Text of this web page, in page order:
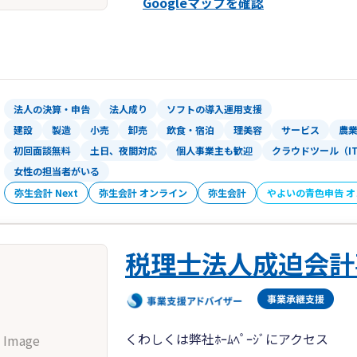
・お客様の経理に合わせた体制作りを
経営者の方、業績が伸び悩んでいる経
だきます。
法人の決算・申告 法人成り
ソフトの導入運用支援
建設
製造 小売 卸売 飲食・宿泊 理美容 サービス
農
初回面談無料
土日、夜間対応 個人事業主も歓迎
クラウドツール（
女性の担当者がいる
弥生会計 Next
弥生会計 オンライン 弥生会計 やよいの青色申告
税理士法人成迫会
くわしくは弊社ﾎｰﾑﾍﾟｰｼﾞにアクセス